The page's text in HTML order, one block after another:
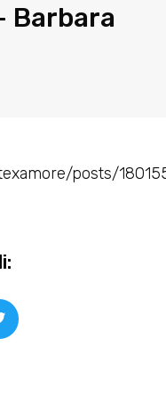
Barbara
posts/